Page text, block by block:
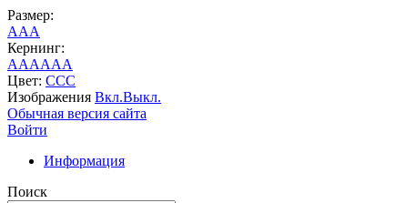
Размер:
AAA
Кернинг:
AAAAAA
Цвет: CCC
Изображения Вкл.Выкл.
Обычная версия сайта
Войти
Информация
Поиск